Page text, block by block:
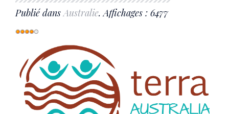
Publié dansAustralie. Affichages : 6477
Vote
utilisateur:4/5